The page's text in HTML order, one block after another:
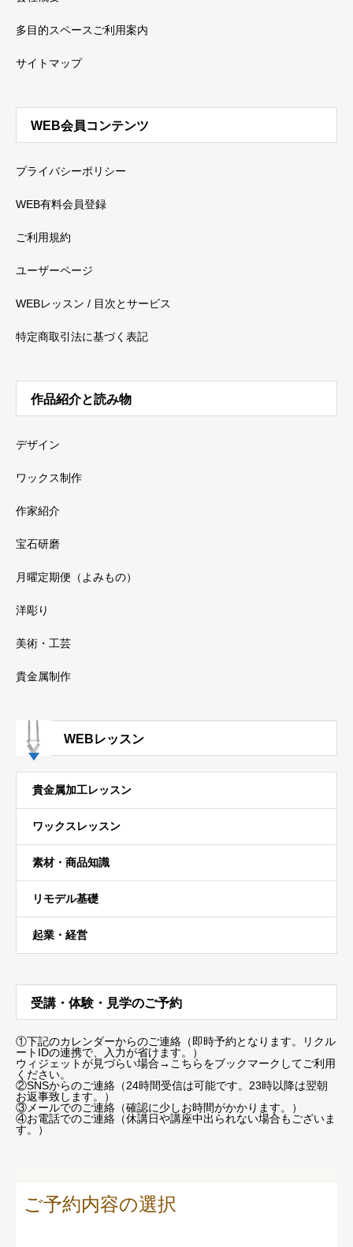
多目的スペースご利用案内
サイトマップ
WEB会員コンテンツ
プライバシーポリシー
WEB有料会員登録
ご利用規約
ユーザーページ
WEBレッスン / 目次とサービス
特定商取引法に基づく表記
作品紹介と読み物
デザイン
ワックス制作
作家紹介
宝石研磨
月曜定期便（よみもの）
洋彫り
美術・工芸
貴金属制作
WEBレッスン
貴金属加工レッスン
ワックスレッスン
素材・商品知識
リモデル基礎
起業・経営
受講・体験・見学のご予約
①下記のカレンダーからのご連絡（即時予約となります。リクル
ートIDの連携で、入力が省けます。）
ウィジェットが見づらい場合→こちらをブックマーク してご利用
ください。
②SNSからのご連絡（24時間受信は可能です。23時以降は翌朝
お返事致します。）
③メールでのご連絡（確認に少しお時間がかかります。）
④お電話でのご連絡（休講日や講座中出られない場合もございま
す。）